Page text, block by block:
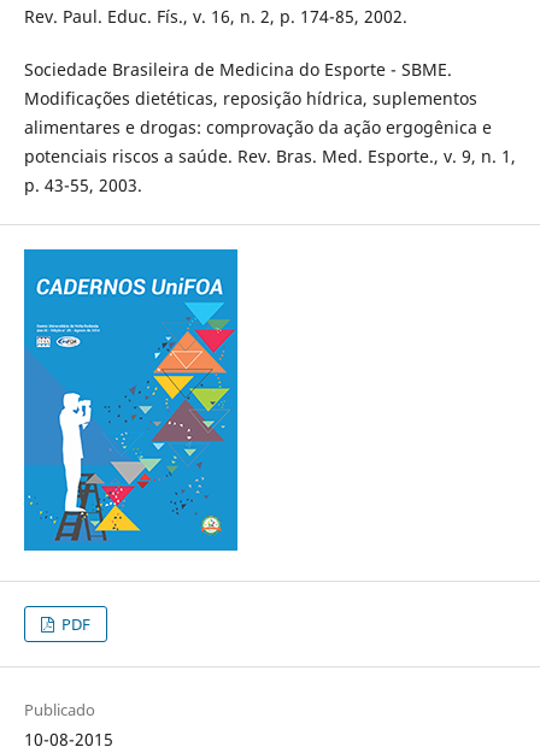
Rev. Paul. Educ. Fís., v. 16, n. 2, p. 174-85, 2002.
Sociedade Brasileira de Medicina do Esporte - SBME.
Modificações dietéticas, reposição hídrica, suplementos
alimentares e drogas: comprovação da ação ergogênica e
potenciais riscos a saúde. Rev. Bras. Med. Esporte., v. 9, n. 1,
p. 43-55, 2003.
PDF
Publicado
10-08-2015